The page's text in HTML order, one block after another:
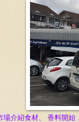
場介紹食材、 香料開